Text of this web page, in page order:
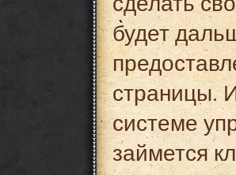
будет
страницы.
системе
займется